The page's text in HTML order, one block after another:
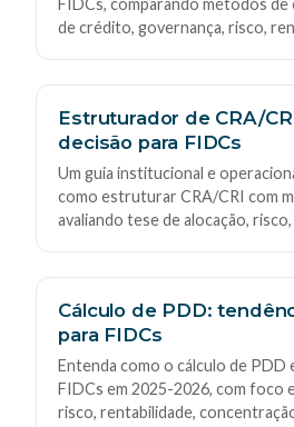
FIDCs, comparando métodos de
de crédito, governança, risco,
Estruturador de CRA/
decisão para FIDCs
Um guia institucional e
como estruturar CRA/CRI com
avaliando tese de alocação,
Cálculo de PDD:
para FIDCs
Entenda como o cálculo de PDD
FIDCs em 2025-2026, com foco
risco, rentabilidade,